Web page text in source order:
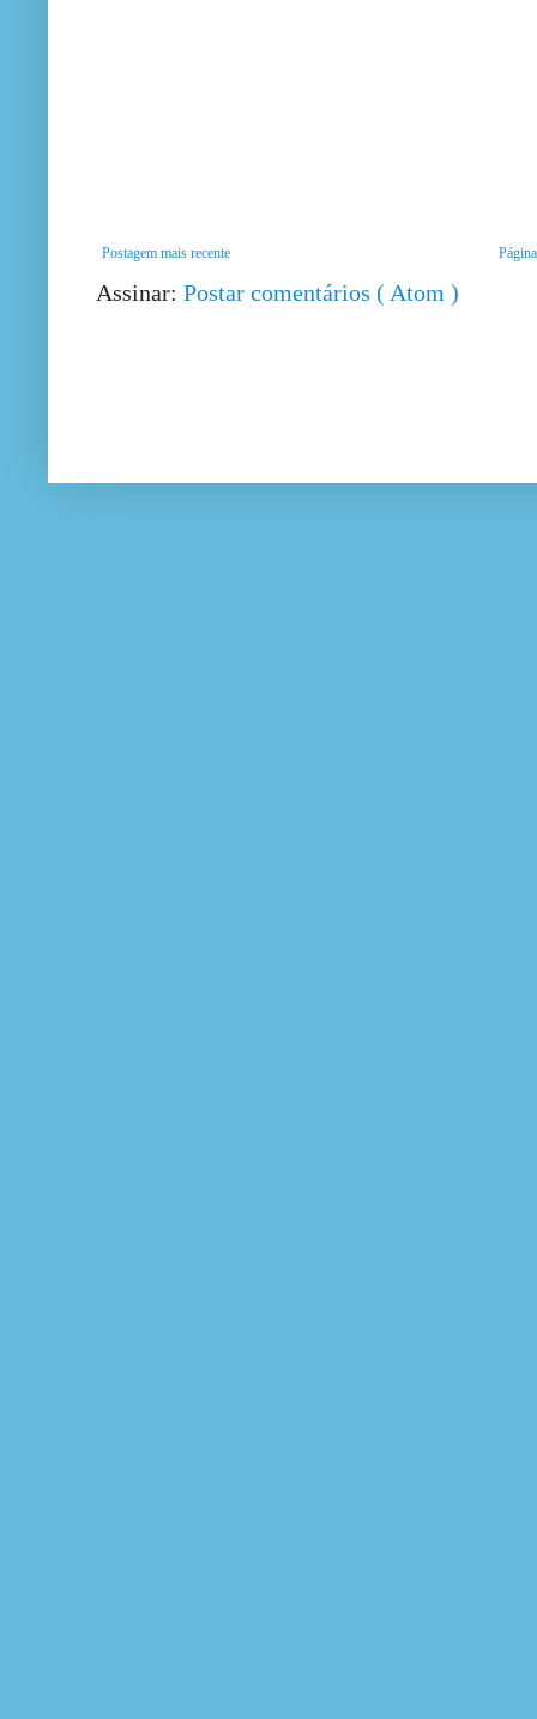
Postagem mais recente
Assinar: Postar comentários ( Atom )